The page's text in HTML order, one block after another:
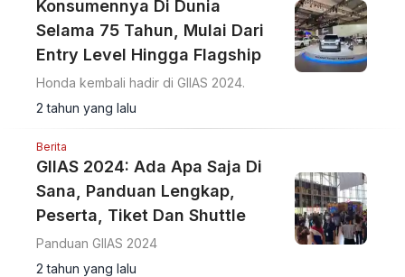
Konsumennya Di Dunia
Selama 75 Tahun, Mulai Dari
Entry Level Hingga Flagship
Honda kembali hadir di GIIAS 2024.
2 tahun yang lalu
Berita
GIIAS 2024: Ada Apa Saja Di
Sana, Panduan Lengkap,
Peserta, Tiket Dan Shuttle
Panduan GIIAS 2024
2 tahun yang lalu